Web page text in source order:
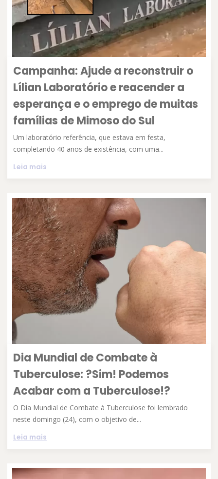
Campanha: Ajude a reconstruir o
Lílian Laboratório e reacender a
esperança e o emprego de muitas
famílias de Mimoso do Sul
Um laboratório referência, que estava em festa,
completando 40 anos de existência, com uma...
Leia mais
Dia Mundial de Combate à
Tuberculose: ?Sim! Podemos
Acabar com a Tuberculose!?
O Dia Mundial de Combate à Tuberculose foi lembrado
neste domingo (24), com o objetivo de...
Leia mais